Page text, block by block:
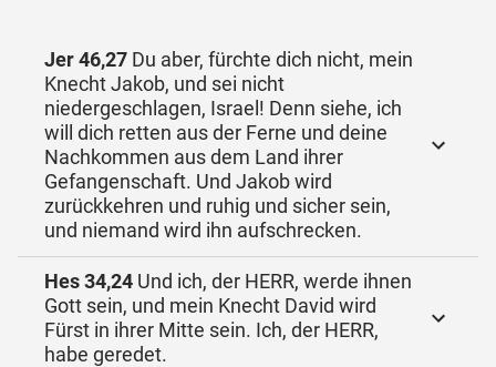
Jer 46,27 Du aber, fürchte dich nicht, mein
Knecht Jakob, und sei nicht
niedergeschlagen, Israel! Denn siehe, ich
will dich retten aus der Ferne und deine
Nachkommen aus dem Land ihrer
Gefangenschaft. Und Jakob wird
zurückkehren und ruhig und sicher sein,
und niemand wird ihn aufschrecken.
Hes 34,24 Und ich, der HERR, werde ihnen
Gott sein, und mein Knecht David wird
Fürst in ihrer Mitte sein. Ich, der HERR,
habe geredet.